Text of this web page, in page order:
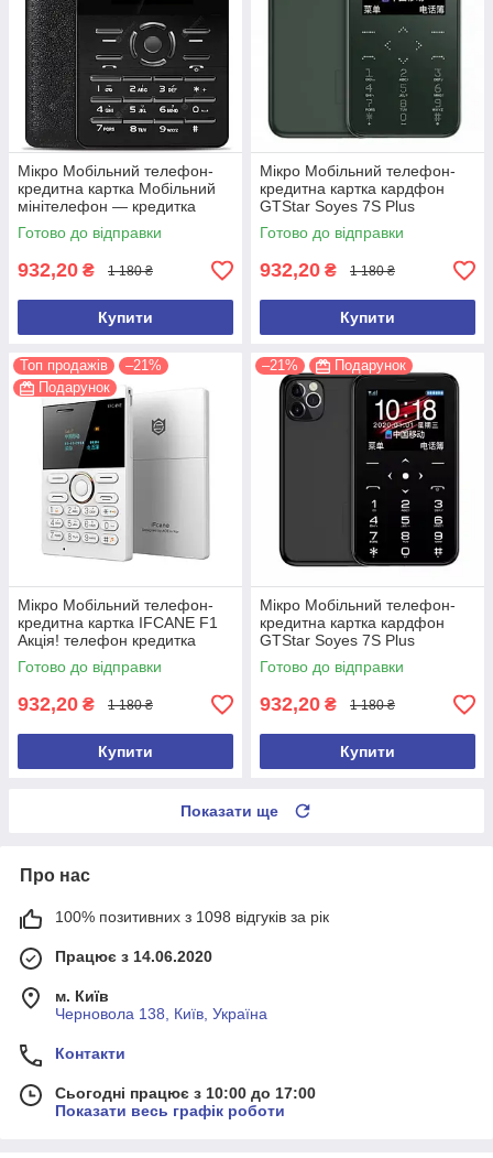
Мікро Мобільний телефон-
кредитна картка Мобільний
мінітелефон — кредитка
AIEK C6 Q1 Акція телефон
кредитка
Готово до відправки
932,20 ₴ 1 180 ₴
Купити
Мікро Мобільний телефон-
кредитна картка кардфон
GTStar Soyes 7S Plus
(Зелений)
Готово до відправки
932,20 ₴ 1 180 ₴
Купити
Топ продажів
–21%
Подарунок
Мікро Мобільний телефон-
кредитна картка IFCANE F1
Акція! телефон кредитка
(білий)
Готово до відправки
932,20 ₴ 1 180 ₴
Купити
–21% Подарунок
Мікро Мобільний телефон-
кредитна картка кардфон
GTStar Soyes 7S Plus
(Чорний)
Готово до відправки
932,20 ₴ 1 180 ₴
Купити
Показати ще
Про нас
100% позитивних з 1098 відгуків за рік
Працює з 14.06.2020
м. Київ
Черновола 138, Київ, Україна
Контакти
Сьогодні працює з 10:00 до 17:00
Показати весь графік роботи